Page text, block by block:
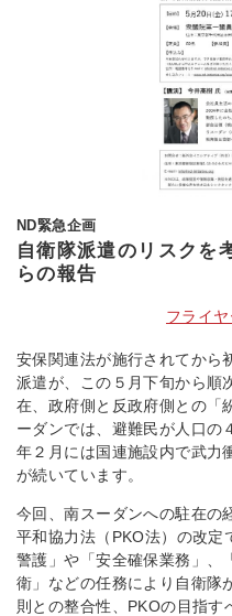
ND緊急企画
自衛隊派遣のリスク
らの報告
フライ
安保関連法が施行されてから
派遣が、この５月下旬から順
在、政府側と反政府側との「
ーダンでは、避難民が人口の
年２月には国連施設内で武力
が続いています。
今回、南スーダンへの駐在の
平和協力法（PKO法）の改定
警護」や「安全確保業務」、
衛」などの任務により自衛隊
則との整合性、PKOの目指す